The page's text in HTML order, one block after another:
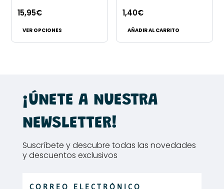
de
15,95€
VER OPCIONES
producto
Las
opciones
se
pueden
elegir
en
página
1,40€
AÑADIR AL CARRITO
¡ÚNETE A NUESTRA
NEWSLETTER!
Suscríbete y descubre todas las novedades
y descuentos exclusivos